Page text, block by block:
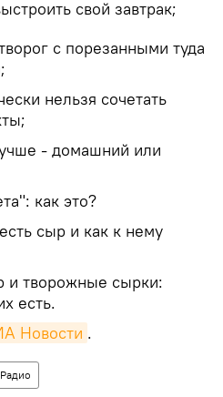
свой завтрак;
с порезанными туда
нельзя сочетать
- домашний или
как это?
сыр и как к нему
и творожные сырки:
есть.
Новости .
Радио